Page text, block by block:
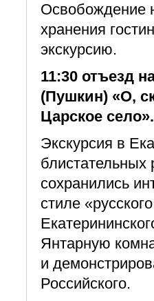
Освобождение
хранения
экскурсию.
11:30 отъезд
(Пушкин) «О,
Царское село».
Экскурсия в
блистательных
сохранились
стиле
Янтарную
и
Российского.